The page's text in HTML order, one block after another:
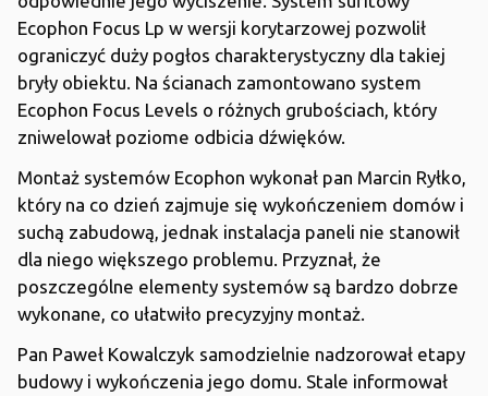
Ecophon Focus Lp w wersji korytarzowej pozwolił
ograniczyć duży pogłos charakterystyczny dla takiej
bryły obiektu. Na ścianach zamontowano system
Ecophon Focus Levels o różnych grubościach, który
zniwelował poziome odbicia dźwięków.
Montaż systemów Ecophon wykonał pan Marcin Ryłko,
który na co dzień zajmuje się wykończeniem domów i
suchą zabudową, jednak instalacja paneli nie stanowił
dla niego większego problemu. Przyznał, że
poszczególne elementy systemów są bardzo dobrze
wykonane, co ułatwiło precyzyjny montaż.
Pan Paweł Kowalczyk samodzielnie nadzorował etapy
budowy i wykończenia jego domu. Stale informował